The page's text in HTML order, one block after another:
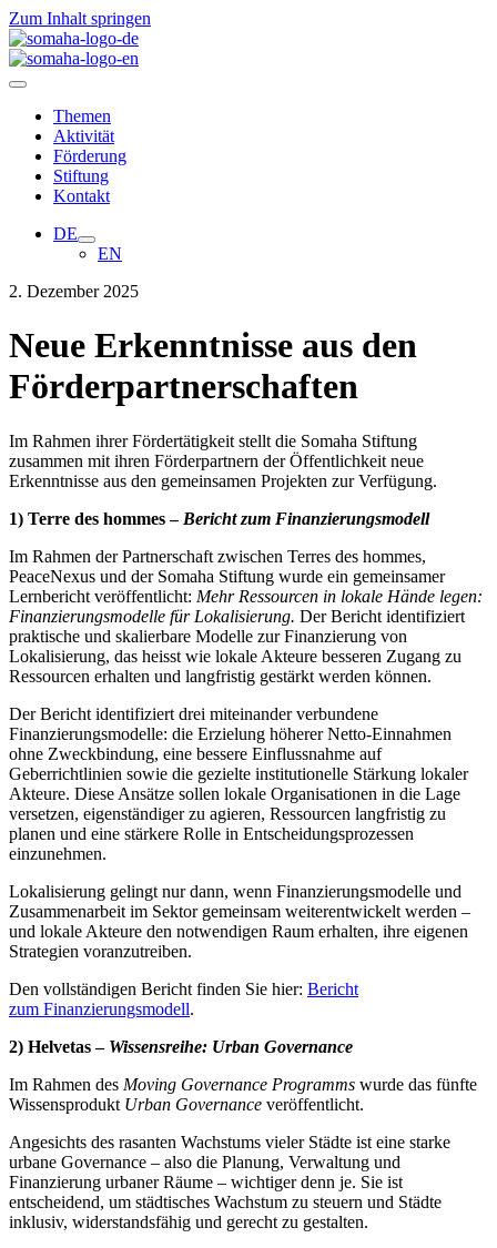
Zum Inhalt springen
Themen
Aktivität
Förderung
Stiftung
Kontakt
DE
EN
2. Dezember 2025
Neue Erkenntnisse aus den
Förderpartnerschaften
Im Rahmen ihrer Fördertätigkeit stellt die Somaha Stiftung
zusammen mit ihren Förderpartnern der Öffentlichkeit neue
Erkenntnisse aus den gemeinsamen Projekten zur Verfügung.
1) Terre des hommes – Bericht zum Finanzierungsmodell
Im Rahmen der Partnerschaft zwischen Terres des hommes,
PeaceNexus und der Somaha Stiftung wurde ein gemeinsamer
Lernbericht veröffentlicht: Mehr Ressourcen in lokale Hände legen:
Finanzierungsmodelle für Lokalisierung. Der Bericht identifiziert
praktische und skalierbare Modelle zur Finanzierung von
Lokalisierung, das heisst wie lokale Akteure besseren Zugang zu
Ressourcen erhalten und langfristig gestärkt werden können.
Der Bericht identifiziert drei miteinander verbundene
Finanzierungsmodelle: die Erzielung höherer Netto-Einnahmen
ohne Zweckbindung, eine bessere Einflussnahme auf
Geberrichtlinien sowie die gezielte institutionelle Stärkung lokaler
Akteure. Diese Ansätze sollen lokale Organisationen in die Lage
versetzen, eigenständiger zu agieren, Ressourcen langfristig zu
planen und eine stärkere Rolle in Entscheidungsprozessen
einzunehmen.
Lokalisierung gelingt nur dann, wenn Finanzierungsmodelle und
Zusammenarbeit im Sektor gemeinsam weiterentwickelt werden –
und lokale Akteure den notwendigen Raum erhalten, ihre eigenen
Strategien voranzutreiben.
Den vollständigen Bericht finden Sie hier: Bericht
zum Finanzierungsmodell.
2) Helvetas – Wissensreihe: Urban Governance
Im Rahmen des Moving Governance Programms wurde das fünfte
Wissensprodukt Urban Governance veröffentlicht.
Angesichts des rasanten Wachstums vieler Städte ist eine starke
urbane Governance – also die Planung, Verwaltung und
Finanzierung urbaner Räume – wichtiger denn je. Sie ist
entscheidend, um städtisches Wachstum zu steuern und Städte
inklusiv, widerstandsfähig und gerecht zu gestalten.